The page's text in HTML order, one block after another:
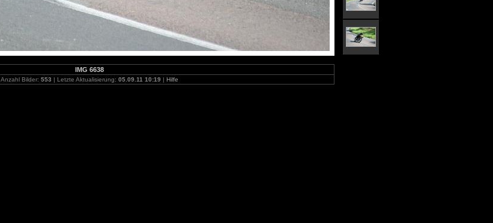
IMG 6638
Anzahl Bilder: 553 | Letzte Aktualisierung: 05.09.11 10:19 | Hilfe